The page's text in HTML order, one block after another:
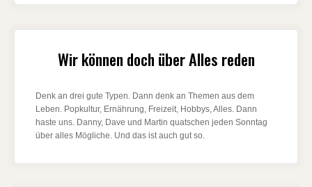
Wir können doch über Alles reden
Denk an drei gute Typen. Dann denk an Themen aus dem
Leben. Popkultur, Ernährung, Freizeit, Hobbys, Alles. Dann
haste uns. Danny, Dave und Martin quatschen jeden Sonntag
über alles Mögliche. Und das ist auch gut so.